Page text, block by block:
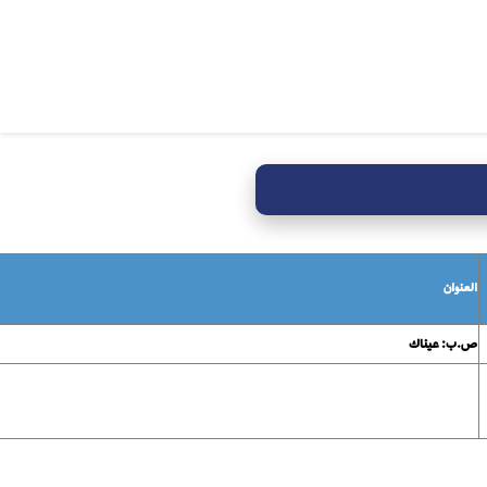
العنوان
ص.ب: عيناك